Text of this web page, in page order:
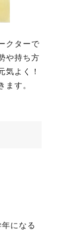
クターで
や持ち方
気よく！
ます。
になる